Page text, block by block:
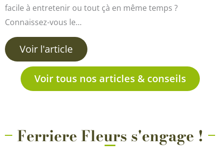
facile à entretenir ou tout çà en même temps ?
Connaissez-vous le…
Voir l'article
Voir tous nos articles & conseils
Ferriere Fleurs s'engage !